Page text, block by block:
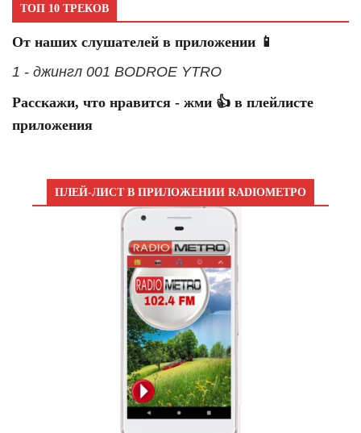
ТОП 10 ТРЕКОВ
От наших слушателей в приложении 📱
1 - джингл 001 BODROE YTRO
Расскажи, что нравится - жми 👍 в плейлисте
приложения
ПЛЕЙ-ЛИСТ В ПРИЛОЖЕНИИ RADIOМЕТРО